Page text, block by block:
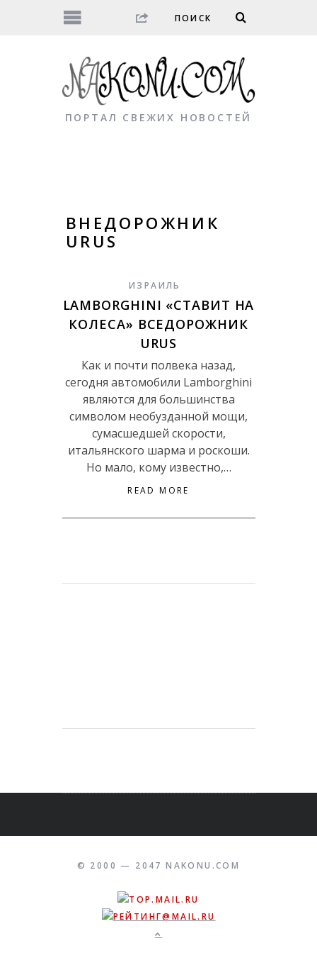
ПОРТАЛ СВЕЖИХ НОВОСТЕЙ
ВНЕДОРОЖНИК
URUS
ИЗРАИЛЬ
LAMBORGHINI «СТАВИТ НА
КОЛЕСА» ВСЕДОРОЖНИК
URUS
Как и почти полвека назад,
сегодня автомобили Lamborghini
являются для большинства
символом необузданной мощи,
сумасшедшей скорости,
итальянского шарма и роскоши.
Но мало, кому известно,…
READ MORE
© 2000 — 2047 NAKONU.COM